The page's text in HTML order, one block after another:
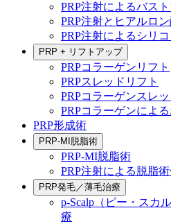
PRP注射によるバス
PRP注射とヒアルロ
PRP注射によるシリ
PRP + リフトアップ
PRPコラーゲンリフト
PRPスレッドリフト
PRPコラーゲンスレ
PRPコラーゲンによ
PRP形成術
PRP-MI脱脂術
PRP-MI脱脂術
PRP注射による脱脂
PRP発毛／薄毛治療
p-Scalp（ピー・スカ
療